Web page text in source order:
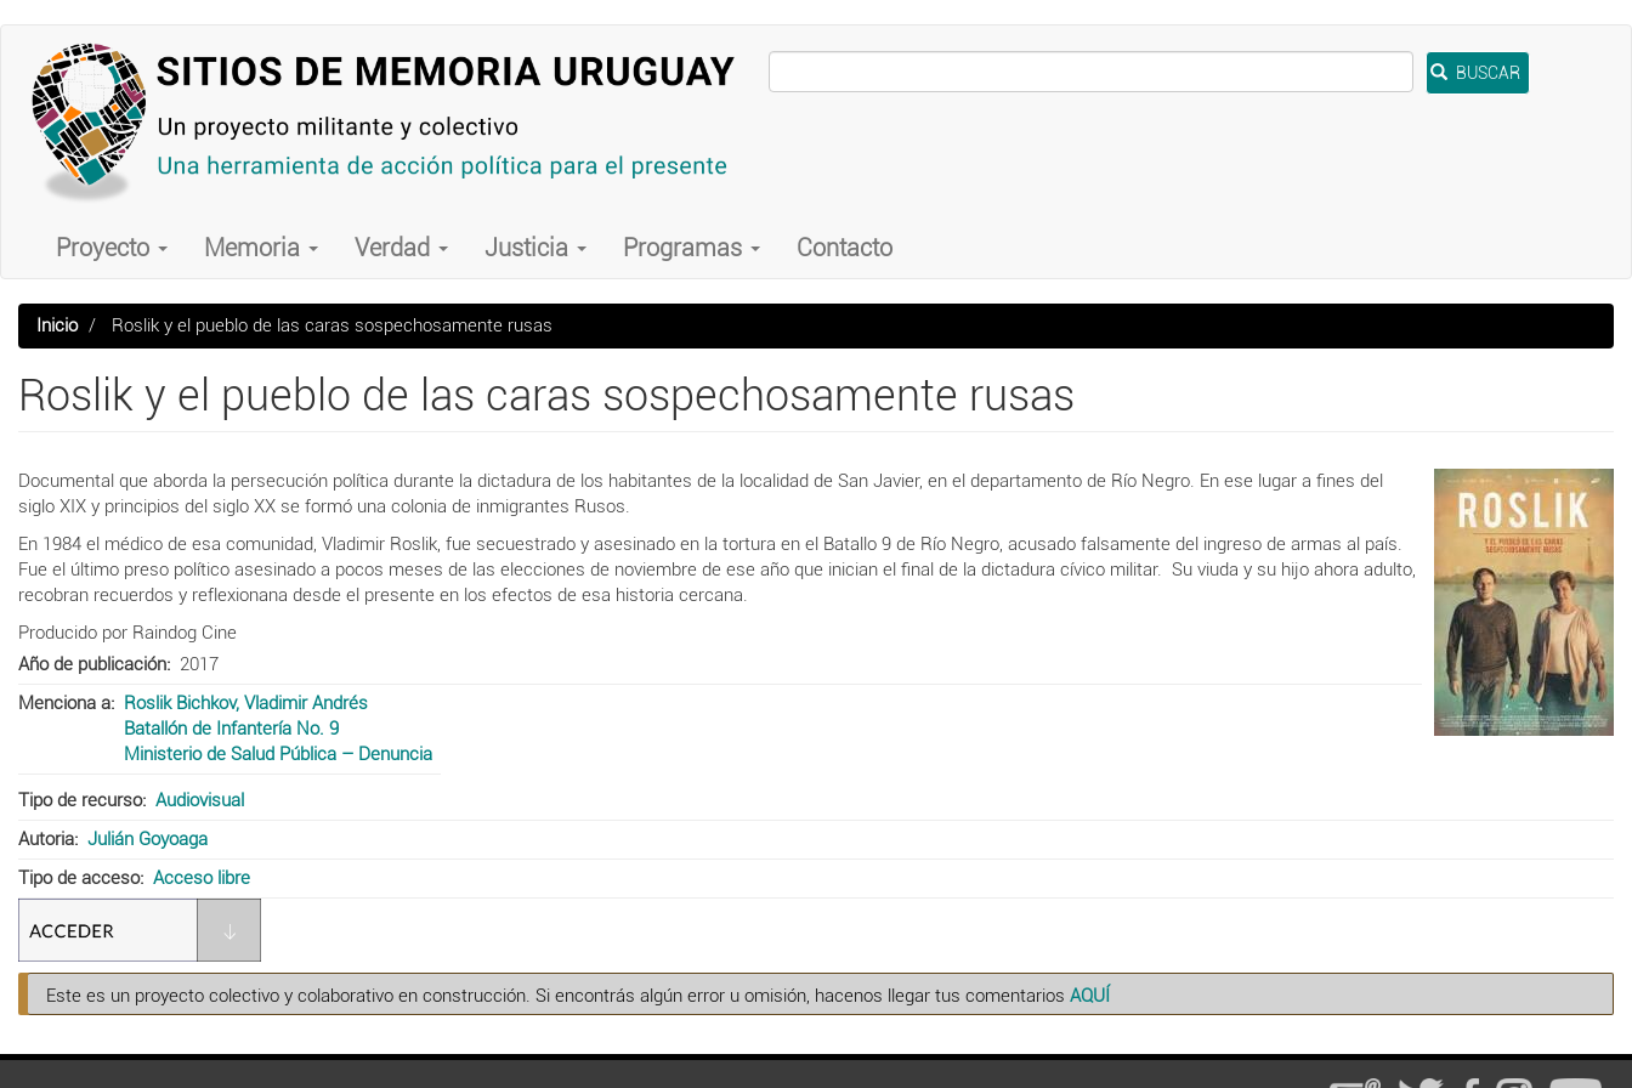
contenido
principal
BUSCAR
Main
navigation
Proyecto Memoria Verdad Justicia Programas Contacto
Inicio Roslik y el pueblo de las caras sospechosamente rusas
Roslik y el pueblo de las caras sospechosamente rusas
Documental que aborda la persecución política durante la dictadura de los habitantes de la localidad de San Javier, en el departamento de Río Negro. En ese lugar a fines del
siglo XIX y principios del siglo XX se formó una colonia de inmigrantes Rusos.
En 1984 el médico de esa comunidad, Vladimir Roslik, fue secuestrado y asesinado en la tortura en el Batallo 9 de Río Negro, acusado falsamente del ingreso de armas al país.
Fue el último preso político asesinado a pocos meses de las elecciones de noviembre de ese año que inician el final de la dictadura cívico militar. Su viuda y su hijo ahora adulto,
recobran recuerdos y reflexionana desde el presente en los efectos de esa historia cercana.
Producido por Raindog Cine
Año de publicación
2017
Menciona a
Roslik Bichkov, Vladimir Andrés
Batallón de Infantería No. 9
Ministerio de Salud Pública – Denuncia
Tipo de recurso
Audiovisual
Autoria
Julián Goyoaga
Tipo de acceso
Acceso libre
Este es un proyecto colectivo y colaborativo en construcción. Si encontrás algún error u omisión, hacenos llegar tus comentarios AQUÍ